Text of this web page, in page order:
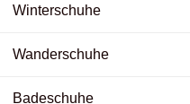
Winterschuhe
Wanderschuhe
Badeschuhe